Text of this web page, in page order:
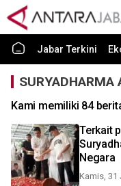
Jabar Terkini
SURYADHARMA
Kami memiliki 84
Terkait
Negara
Kamis, 31